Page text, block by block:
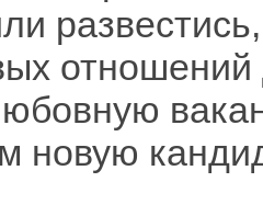
отношений
новую